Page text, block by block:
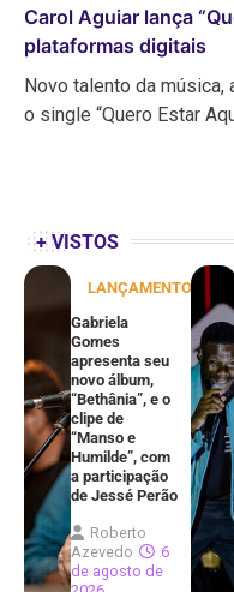
Carol Aguiar lança
plataformas digitais
Novo talento da música,
o single “Quero Estar
+ VISTOS
LANÇAMENTOS
Gabriela
Gomes
apresenta seu
novo álbum,
“Bethânia”, e o
clipe de
“Manso e
Humilde”, com
a participação
de Jessé Perão
Roberto
Azevedo
6
de agosto de